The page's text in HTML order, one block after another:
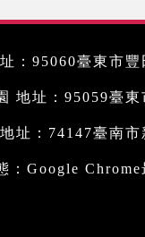
：95060臺東市
地址：95059臺
址：74147臺南
：Google